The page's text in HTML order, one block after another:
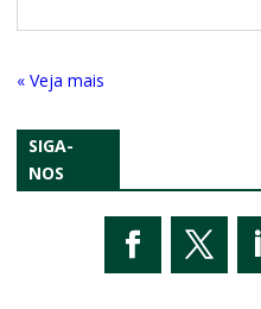
« Entradas Antigas
SIGA-
NOS